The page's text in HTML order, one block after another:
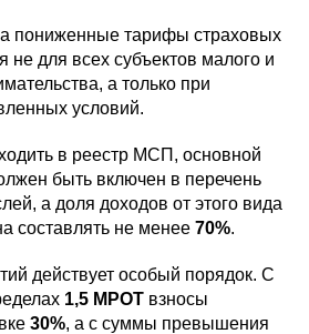
пониженные тарифы страховых
не для всех субъектов малого и
а только при
условий.
в реестр МСП, основной
быть включен в перечень
а доля доходов от этого вида
составлять не менее 70%.
действует особый порядок. С
1,5 МРОТ взносы
30%, а с суммы превышения